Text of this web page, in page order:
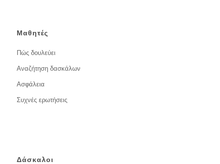
Μαθητές
Πώς δουλεύει
Αναζήτηση δασκάλων
Ασφάλεια
Συχνές ερωτήσεις
Δάσκαλοι